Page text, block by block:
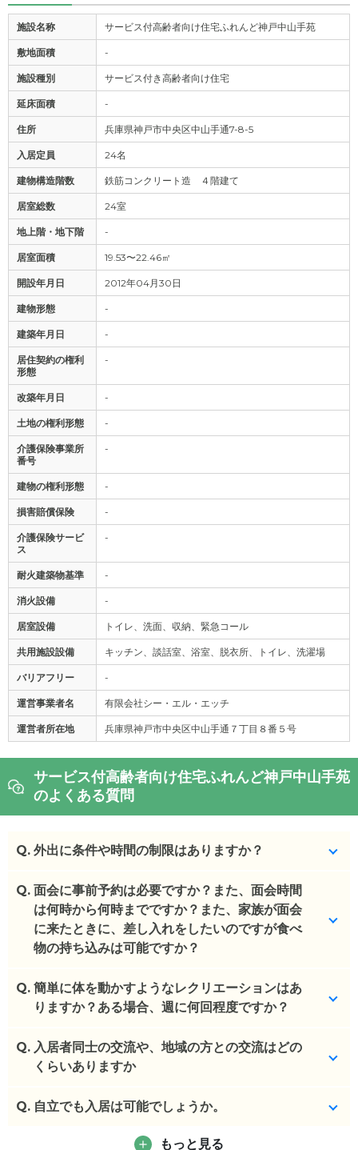
施設名称 サービス付高齢者向け住宅ふれんど神戸中山手苑
敷地面積 -
施設種別 サービス付き高齢者向け住宅
延床面積 -
住所 兵庫県神戸市中央区中山手通7-8-5
入居定員 24名
建物構造階数 鉄筋コンクリート造 ４階建て
居室総数 24室
地上階・地下階 -
居室面積 19.53〜22.46㎡
開設年月日 2012年04月30日
建物形態 -
建築年月日 -
居住契約の権利
形態
-
改築年月日 -
土地の権利形態 -
介護保険事業所
番号
-
建物の権利形態 -
損害賠償保険 -
介護保険サービ
ス
-
耐火建築物基準 -
消火設備 -
居室設備 トイレ、洗面、収納、緊急コール
共用施設設備 キッチン、談話室、浴室、脱衣所、トイレ、洗濯場
バリアフリー -
運営事業者名 有限会社シー・エル・エッチ
運営者所在地 兵庫県神戸市中央区中山手通７丁目８番５号
サービス付高齢者向け住宅ふれんど神戸中山手苑
のよくある質問
Q. 外出に条件や時間の制限はありますか？
ご家族様同伴であれば、特にございません。
(回答者: 施設担当者,回答日: 2024/05/14)
Q. 面会に事前予約は必要ですか？また、面会時間
は何時から何時までですか？また、家族が面会
に来たときに、差し入れをしたいのですが食べ
物の持ち込みは可能ですか？
予約制です。16時までとなります。差し入れは可能
です。
(回答者: 施設担当者,回答日: 2024/05/14)
Q. 簡単に体を動かすようなレクリエーションはあ
りますか？ある場合、週に何回程度ですか？
併設デイサービスのご利用となります。
Q. 入居者同士の交流や、地域の方との交流はどの
くらいありますか
地域の方々との交流については、特にございませ
Q. 自立でも入居は可能でしょうか。
いいえ、できません。 もっと見る